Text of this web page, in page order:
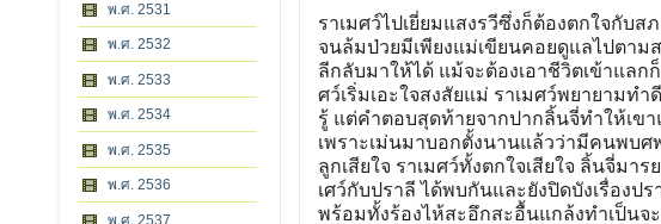
พ.ศ. 2531
พ.ศ. 2532
พ.ศ. 2533
พ.ศ. 2534
พ.ศ. 2535
พ.ศ. 2536
พ.ศ. 2537
ราเมศว์ไปเยี่ยมแสงรวีซึ่งก็ต้องตกใจกับ
จนล้มป่วยมีเพียงแม่เขียนคอยดูแลไปตา
ลีกลับมาให้ได้ แม้จะต้องเอาชีวิตเข้าแล
ศว์เริ่มเอะใจสงสัยแม่ ราเมศว์พยายามท
รู้ แต่คำตอบสุดท้ายจากปากลิ้นจี่ทำให้เข
เพราะเม่นมาบอกตั้งนานแล้วว่ามีคนพบ
ลูกเสียใจ ราเมศว์ทั้งตกใจเสียใจ ลิ้นจี่มา
เศว์กับปราลี ได้พบกันและยังปิดบังเรื่อง
พร้อมทั้งร้องไห้สะอึกสะอื้นแกล้งทำเป็นจะ